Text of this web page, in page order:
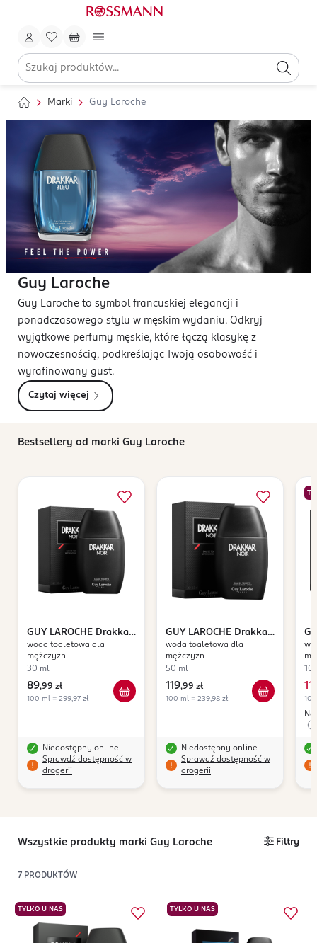
Marki Guy Laroche
Guy Laroche
Guy Laroche to symbol francuskiej elegancji i
ponadczasowego stylu w męskim wydaniu. Odkryj
wyjątkowe perfumy męskie, które łączą klasykę z
nowoczesnością, podkreślając Twoją osobowość i
wyrafinowany gust.
Czytaj więcej
Bestsellery od marki Guy Laroche
GUY LAROCHE Drakkar
Noir
woda toaletowa dla
mężczyzn
30 ml
89,99 zł
100 ml = 299,97 zł
Niedostępny online
Sprawdź dostępność w
drogerii
GUY LAROCHE Drakkar
Noir
woda toaletowa dla
mężczyzn
50 ml
119,99 zł
100 ml = 239,98 zł
Niedostępny online
Sprawdź dostępność w
drogerii
100
Wszystkie produkty marki Guy Laroche Filtry
7 PRODUKTÓW
TYLKO U NAS TYLKO U NAS